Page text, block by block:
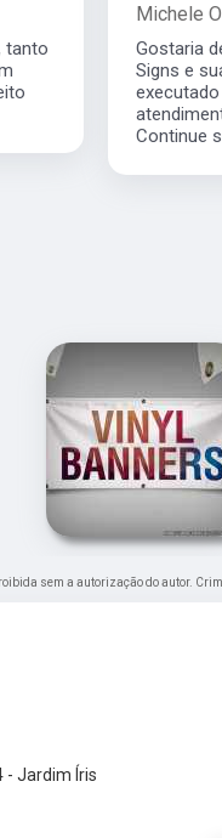
tanto
Michele
Gostaria
Signs e
Continue
sem a autorização do autor.
- Jardim Íris